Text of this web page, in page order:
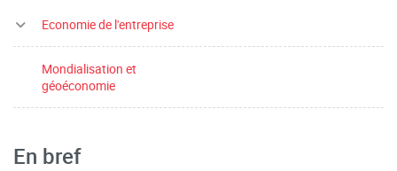
Economie de l'entreprise
Mondialisation et
géoéconomie
En bref